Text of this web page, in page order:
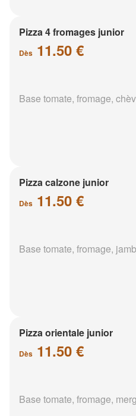
Pizza 4 fromages junior
Dès 11.50 €
Base tomate, fromage,
Pizza calzone junior
Dès 11.50 €
Base tomate, fromage,
Pizza orientale junior
Dès 11.50 €
Base tomate, fromage,